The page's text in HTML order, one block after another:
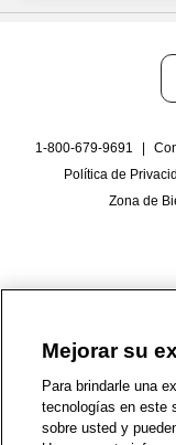
1-800-679-9691
Política de
Zona de
Mejorar su
Para brindarle una
tecnologías en este
sobre usted y